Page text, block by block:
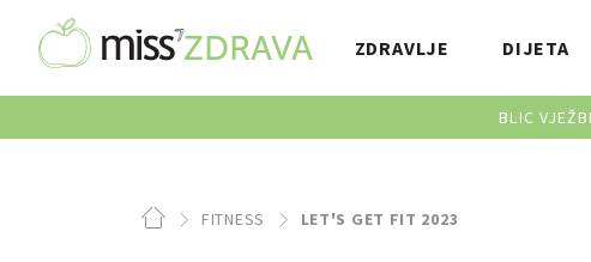
ZDRAVLJE DIJETA
BLIC
FITNESS LET'S GET FIT 2023